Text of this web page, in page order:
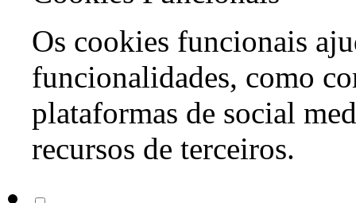
Os cookies funcionais
funcionalidades, como
plataformas de social
recursos de terceiros.